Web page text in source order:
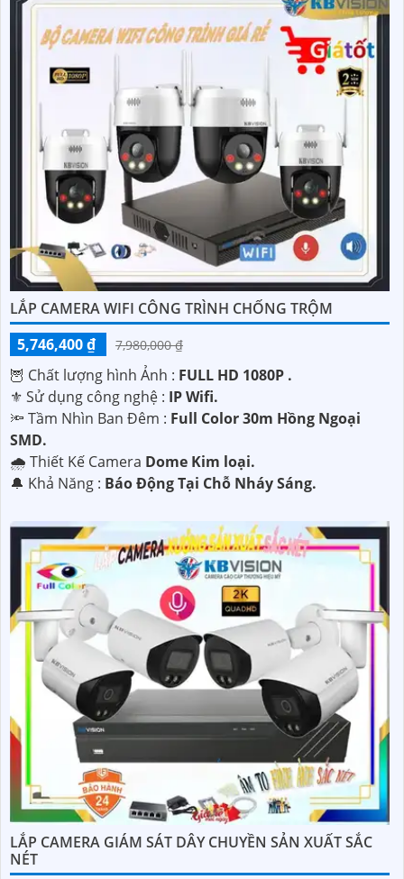
LẮP CAMERA WIFI CÔNG TRÌNH CHỐNG TRỘM
5,746,400 ₫
7,980,000 ₫
🦉 Chất lượng hình Ảnh : FULL HD 1080P .
⚜️ Sử dụng công nghệ : IP Wifi.
🔦 Tầm Nhìn Ban Đêm : Full Color 30m Hồng Ngoại
SMD.
🌧️ Thiết Kế Camera Dome Kim loại.
️🔔 Khả Năng : Báo Động Tại Chỗ Nháy Sáng.
LẮP CAMERA GIÁM SÁT DÂY CHUYỀN SẢN XUẤT SẮC
NÉT